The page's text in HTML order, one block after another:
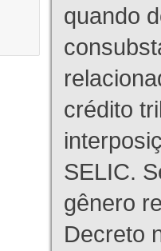
quando
crédito
SELIC.
gênero
Decreto